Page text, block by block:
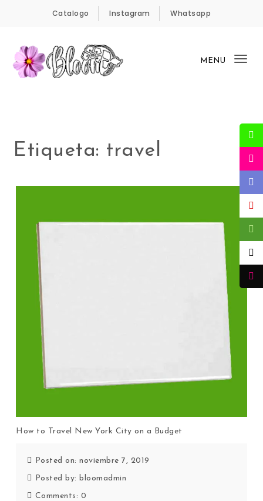
Catalogo Instagram Whatsapp
MENU
Etiqueta: travel
How to Travel New York City on a Budget
Posted on: noviembre 7, 2019
Posted by: bloomadmin
Comments: 0